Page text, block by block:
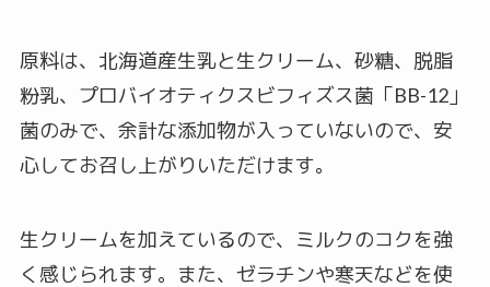
原料は、北海道産生乳と生クリーム、砂糖、脱脂
粉乳、プロバイオティクスビフィズス菌「BB-12」
菌のみで、余計な添加物が入っていないので、安
心してお召し上がりいただけます。
生クリームを加えているので、ミルクのコクを強
く感じられます。また、ゼラチンや寒天などを使